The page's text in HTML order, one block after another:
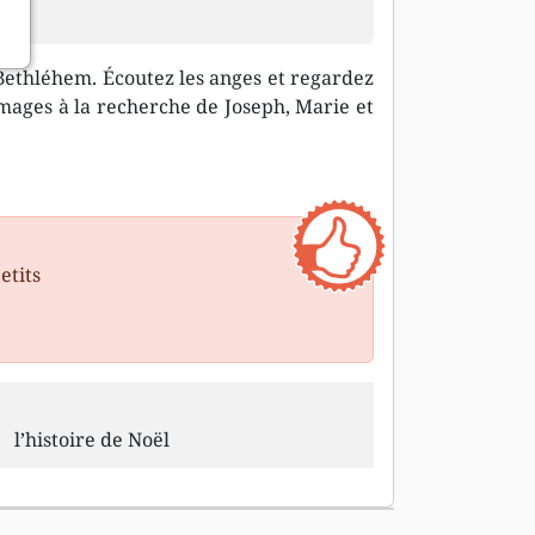
Écoutez les anges et regardez
à la recherche de Joseph, Marie et
l’histoire de Noël